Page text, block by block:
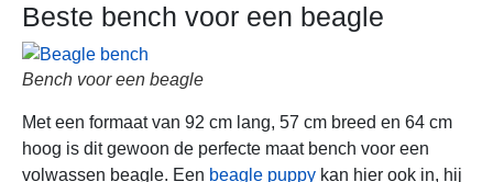
Beste bench voor een beagle
Bench voor een beagle
Met een formaat van 92 cm lang, 57 cm breed en 64 cm
hoog is dit gewoon de perfecte maat bench voor een
volwassen beagle. Een beagle puppy kan hier ook in, hij